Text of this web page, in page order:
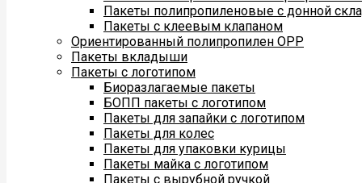
Пакеты полипропиленовые с донной
Пакеты с клеевым клапаном
Ориентированный полипропилен ОРР
Пакеты вкладыши
Пакеты с логотипом
Биоразлагаемые пакеты
БОПП пакеты с логотипом
Пакеты для запайки с логотипом
Пакеты для колес
Пакеты для упаковки курицы
Пакеты майка с логотипом
Пакеты с вырубной ручкой